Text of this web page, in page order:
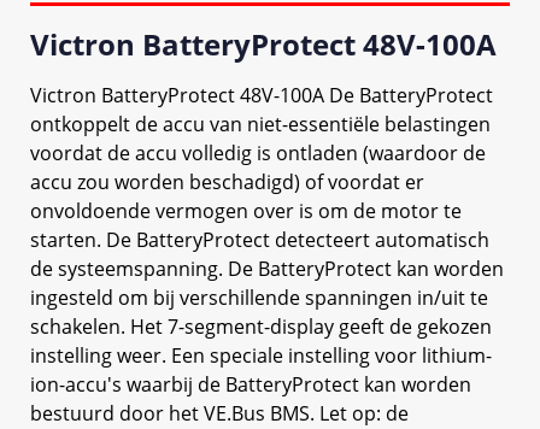
Victron BatteryProtect 48V-100A
Victron BatteryProtect 48V-100A De BatteryProtect
ontkoppelt de accu van niet-essentiële belastingen
voordat de accu volledig is ontladen (waardoor de
accu zou worden beschadigd) of voordat er
onvoldoende vermogen over is om de motor te
starten. De BatteryProtect detecteert automatisch
de systeemspanning. De BatteryProtect kan worden
ingesteld om bij verschillende spanningen in/uit te
schakelen. Het 7-segment-display geeft de gekozen
instelling weer. Een speciale instelling voor lithium-
ion-accu's waarbij de BatteryProtect kan worden
bestuurd door het VE.Bus BMS. Let op: de